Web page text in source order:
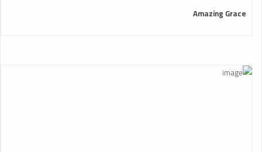
Amazing Grace